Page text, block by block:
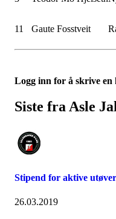
11 Gaute Fosstveit
Logg inn for å skrive en
Siste fra Asle
Stipend for aktive
26.03.2019